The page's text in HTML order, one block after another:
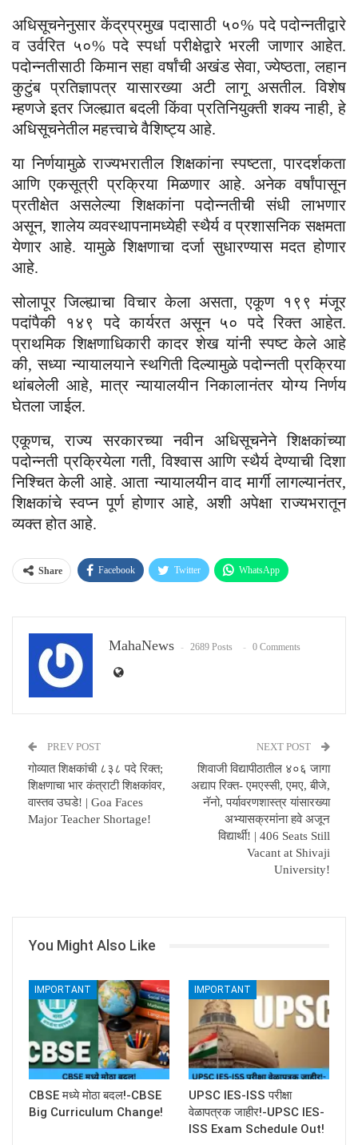
अधिसूचनेनुसार केंद्रप्रमुख पदासाठी ५०% पदे पदोन्नतीद्वारे
व उर्वरित ५०% पदे स्पर्धा परीक्षेद्वारे भरली जाणार आहेत.
पदोन्नतीसाठी किमान सहा वर्षांची अखंड सेवा, ज्येष्ठता, लहान
कुटुंब प्रतिज्ञापत्र यासारख्या अटी लागू असतील. विशेष
म्हणजे इतर जिल्ह्यात बदली किंवा प्रतिनियुक्ती शक्य नाही, हे
अधिसूचनेतील महत्त्वाचे वैशिष्ट्य आहे.
या निर्णयामुळे राज्यभरातील शिक्षकांना स्पष्टता, पारदर्शकता
आणि एकसूत्री प्रक्रिया मिळणार आहे. अनेक वर्षांपासून
प्रतीक्षेत असलेल्या शिक्षकांना पदोन्नतीची संधी लाभणार
असून, शालेय व्यवस्थापनामध्येही स्थैर्य व प्रशासनिक सक्षमता
येणार आहे. यामुळे शिक्षणाचा दर्जा सुधारण्यास मदत होणार
आहे.
सोलापूर जिल्ह्याचा विचार केला असता, एकूण १९९ मंजूर
पदांपैकी १४९ पदे कार्यरत असून ५० पदे रिक्त आहेत.
प्राथमिक शिक्षणाधिकारी कादर शेख यांनी स्पष्ट केले आहे
की, सध्या न्यायालयाने स्थगिती दिल्यामुळे पदोन्नती प्रक्रिया
थांबलेली आहे, मात्र न्यायालयीन निकालानंतर योग्य निर्णय
घेतला जाईल.
एकूणच, राज्य सरकारच्या नवीन अधिसूचनेने शिक्षकांच्या
पदोन्नती प्रक्रियेला गती, विश्वास आणि स्थैर्य देण्याची दिशा
निश्चित केली आहे. आता न्यायालयीन वाद मार्गी लागल्यानंतर,
शिक्षकांचे स्वप्न पूर्ण होणार आहे, अशी अपेक्षा राज्यभरातून
व्यक्त होत आहे.
Share Facebook Twitter WhatsApp
MahaNews 2689 Posts 0 Comments
PREV POST
गोव्यात शिक्षकांची ८३८ पदे रिक्त;
शिक्षणाचा भार कंत्राटी शिक्षकांवर,
वास्तव उघडे! | Goa Faces
Major Teacher Shortage!
NEXT POST
शिवाजी विद्यापीठातील ४०६ जागा
अद्याप रिक्त- एमएस्सी, एमए, बीजे,
नॅनो, पर्यावरणशास्त्र यांसारख्या
अभ्यासक्रमांना हवे अजून
विद्यार्थी! | 406 Seats Still
Vacant at Shivaji
University!
You Might Also Like
IMPORTANT
CBSE मध्ये मोठा बदल!-CBSE
Big Curriculum Change!
IMPORTANT
UPSC IES-ISS परीक्षा
वेळापत्रक जाहीर!-UPSC IES-
ISS Exam Schedule Out!